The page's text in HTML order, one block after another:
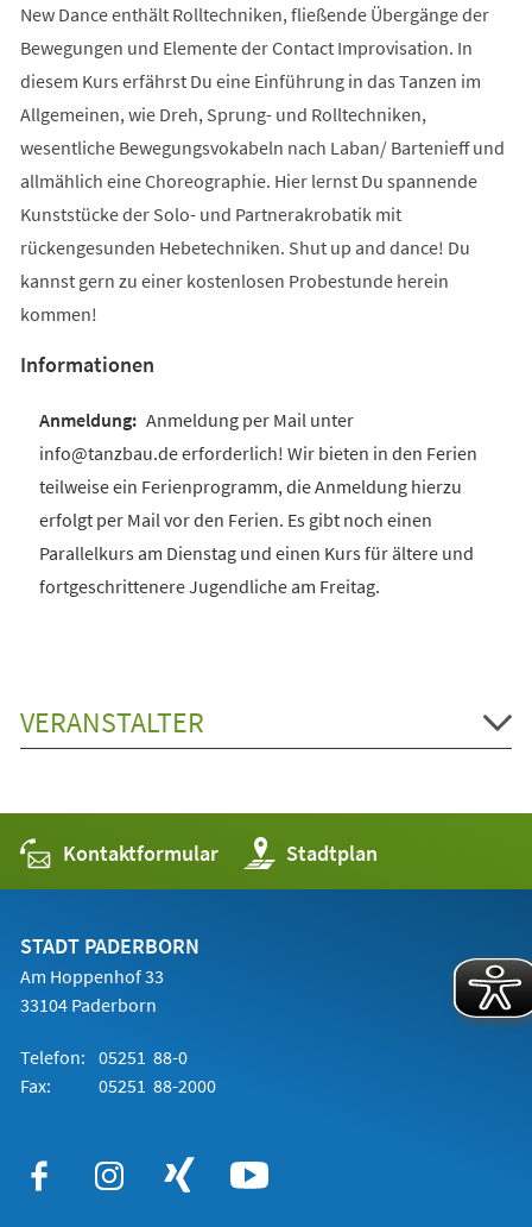
New Dance enthält Rolltechniken, fließende Übergänge der
Bewegungen und Elemente der Contact Improvisation. In
diesem Kurs erfährst Du eine Einführung in das Tanzen im
Allgemeinen, wie Dreh, Sprung- und Rolltechniken,
wesentliche Bewegungsvokabeln nach Laban/ Bartenieff und
allmählich eine Choreographie. Hier lernst Du spannende
Kunststücke der Solo- und Partnerakrobatik mit
rückengesunden Hebetechniken. Shut up and dance! Du
kannst gern zu einer kostenlosen Probestunde herein
kommen!
Informationen
Anmeldung per Mail unter
info@tanzbau.de erforderlich! Wir bieten in den Ferien
teilweise ein Ferienprogramm, die Anmeldung hierzu
erfolgt per Mail vor den Ferien. Es gibt noch einen
Parallelkurs am Dienstag und einen Kurs für ältere und
fortgeschrittenere Jugendliche am Freitag.
VERANSTALTER
Kontaktformular Stadtplan
(Öffnet
in
einem
STADT PADERBORN
Am Hoppenhof 33
33104 Paderborn
Telefon: 05251 88-0
Fax:
05251 88-2000